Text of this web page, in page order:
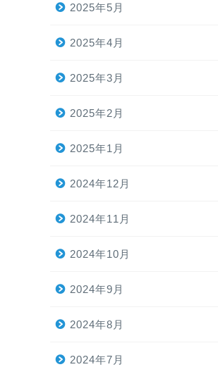
2025年5月
2025年4月
2025年3月
2025年2月
2025年1月
2024年12月
2024年11月
2024年10月
2024年9月
2024年8月
2024年7月